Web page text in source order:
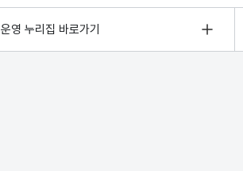
운영 누리집 바로가기